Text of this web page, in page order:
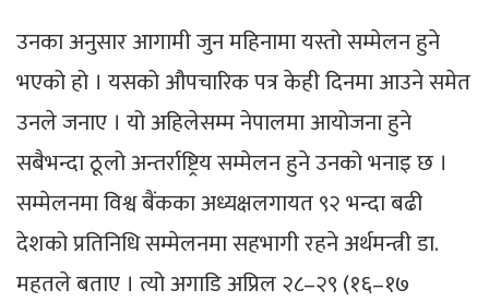
उनका अनुसार आगामी जुन महिनामा यस्तो सम्मेलन हुने
भएको हो । यसको औपचारिक पत्र केही दिनमा आउने समेत
उनले जनाए । यो अहिलेसम्म नेपालमा आयोजना हुने
सबैभन्दा ठूलो अन्तर्राष्ट्रिय सम्मेलन हुने उनको भनाइ छ ।
सम्मेलनमा विश्व बैंकका अध्यक्षलगायत ९२ भन्दा बढी
देशको प्रतिनिधि सम्मेलनमा सहभागी रहने अर्थमन्त्री डा.
महतले बताए । त्यो अगाडि अप्रिल २८–२९ (१६–१७